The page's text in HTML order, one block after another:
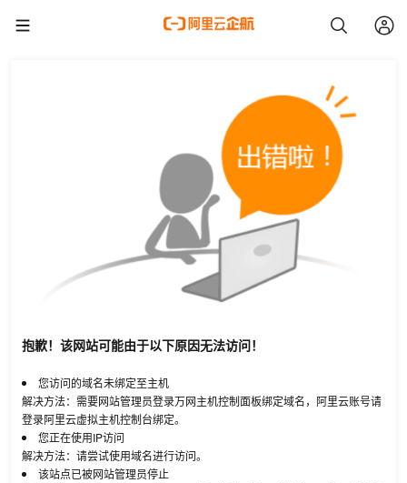
抱歉！该网站可能由于以下原因无法访问！
您访问的域名未绑定至主机
解决方法：需要网站管理员登录万网主机控制面板绑定域名，阿里云账号请
登录阿里云虚拟主机控制台绑定。
您正在使用IP访问
解决方法：请尝试使用域名进行访问。
该站点已被网站管理员停止